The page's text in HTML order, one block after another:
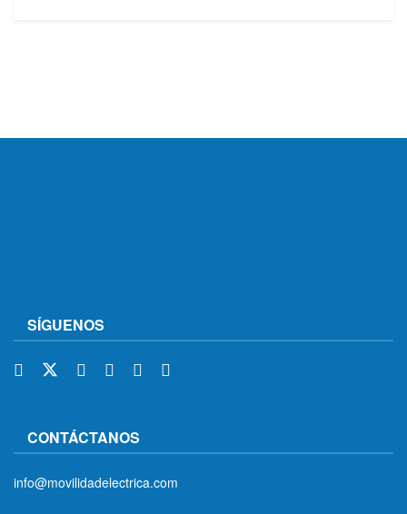
SÍGUENOS
CONTÁCTANOS
info@movilidadelectrica.com